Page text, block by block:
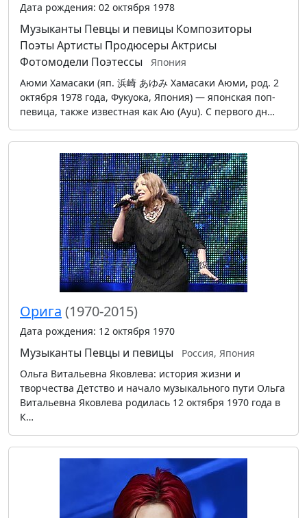
Дата рождения: 02 октября 1978
Музыканты Певцы и певицы Композиторы
Поэты Артисты Продюсеры Актрисы
Фотомодели Поэтессы
Япония
Аюми Хамасаки (яп. 浜崎 あゆみ Хамасаки Аюми, род. 2
октября 1978 года, Фукуока, Япония) — японская поп-
певица, также известная как Аю (Ayu). С первого дн…
Орига (1970-2015)
Дата рождения: 12 октября 1970
Музыканты Певцы и певицы
Россия, Япония
Ольга Витальевна Яковлева: история жизни и
творчества Детство и начало музыкального пути Ольга
Витальевна Яковлева родилась 12 октября 1970 года в
К…